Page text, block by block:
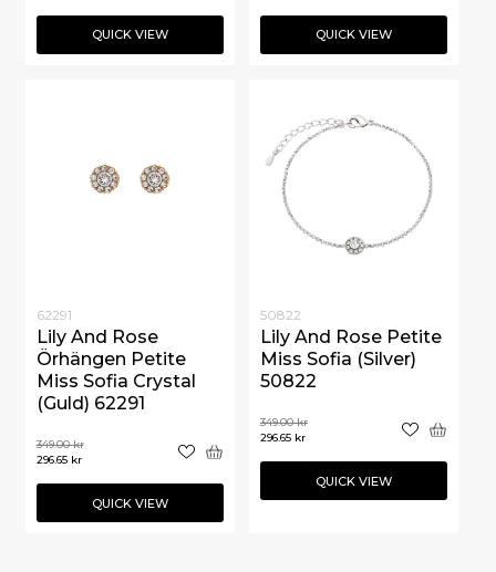
QUICK VIEW QUICK VIEW
62291
Lily And Rose
Örhängen Petite
Miss Sofia Crystal
(Guld) 62291
349.00kr
296.65 kr
QUICK VIEW
50822
Lily And Rose Petite
Miss Sofia (Silver)
50822
349.00kr
296.65 kr
QUICK VIEW